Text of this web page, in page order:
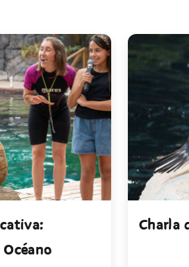
Charla